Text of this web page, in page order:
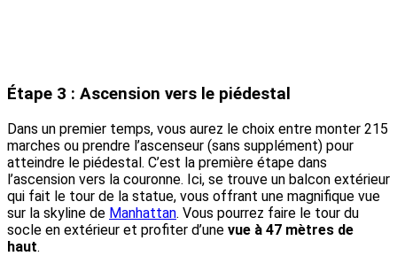
Étape 3 : Ascension vers le piédestal
Dans un premier temps, vous aurez le choix entre monter 215
marches ou prendre l’ascenseur (sans supplément) pour
atteindre le piédestal. C’est la première étape dans
l’ascension vers la couronne. Ici, se trouve un balcon extérieur
qui fait le tour de la statue, vous offrant une magnifique vue
sur la skyline de Manhattan. Vous pourrez faire le tour du
socle en extérieur et profiter d’une vue à 47 mètres de
haut.